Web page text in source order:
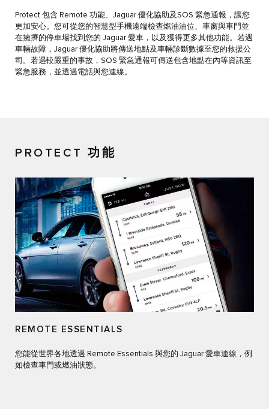
Protect 包含 Remote 功能、Jaguar 優化協助及SOS 緊急通報，讓您
更加安心。您可從您的智慧型手機遠端檢查燃油油位、車窗與車門並
在擁擠的停車場找到您的 Jaguar 愛車，以及獲得更多其他功能。若遇
車輛故障，Jaguar 優化協助將傳送地點及車輛診斷數據至您的救援公
司。若遇較嚴重的事故，SOS 緊急通報可傳送包含地點在內等資訊至
緊急服務，並透過電話與您連線。
PROTECT 功能
REMOTE ESSENTIALS
您能從世界各地透過 Remote Essentials 與您的 Jaguar 愛車連線，例
如檢查車門或燃油狀態。